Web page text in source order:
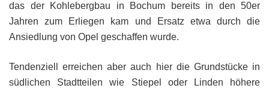
das der Kohlebergbau in Bochum bereits in den 50er
Jahren zum Erliegen kam und Ersatz etwa durch die
Ansiedlung von Opel geschaffen wurde.
Tendenziell erreichen aber auch hier die Grundstücke in
südlichen Stadtteilen wie Stiepel oder Linden höhere